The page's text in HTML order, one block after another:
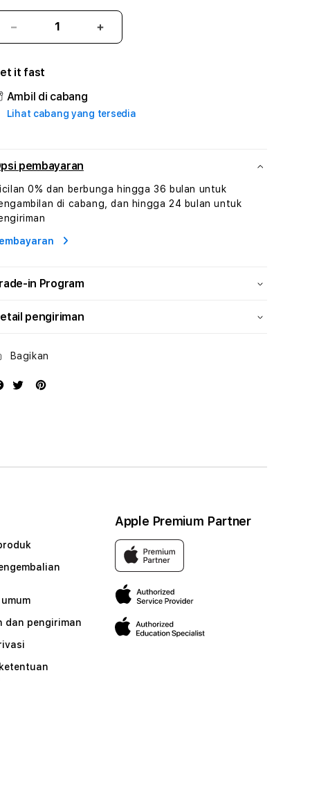
Kurangi
jumlah
CERI388
#3
TradiTours
Jasa
Paket
Wisata
Tunisia
Profesional
Tambah
jumlah
TradiTours
Jasa
Wisata
Tunisia
it fast
Ambil di cabang
Lihat cabang yang tersedia
pembayaran
0% dan berbunga hingga 36 bulan untuk
di cabang, dan hingga 24 bulan untuk
in Program
pengiriman
Bagikan
dan pengiriman
Apple Premium Partner